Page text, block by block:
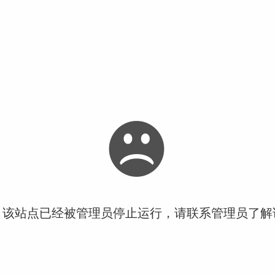
站点已经被管理员停止运行，请联系管理员了